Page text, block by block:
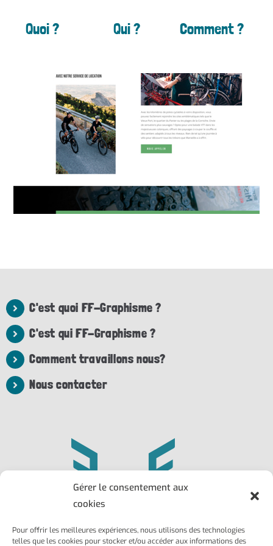
Gérer le consentement aux
cookies
Pour offrir les meilleures expériences, nous utilisons des technologies
telles que les cookies pour stocker et/ou accéder aux informations des
Quoi ? Qui ? Comment ?
C'est quoi FF-Graphisme ?
C'est qui FF-Graphisme ?
Comment travaillons nous?
Nous contacter
PhilippeFrédéric